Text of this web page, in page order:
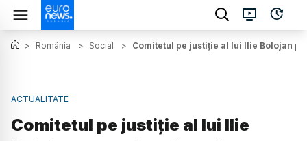
> România > Social > Comitetul pe justiție al lui Ilie Bolojan
ACTUALITATE
Comitetul pe justiție al lui Ilie